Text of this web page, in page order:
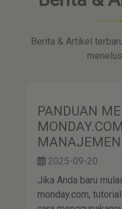
Berita & Artikel
PANDUAN
MANAJEMEN
2025-09-20
Jika Anda baru
monday.com,